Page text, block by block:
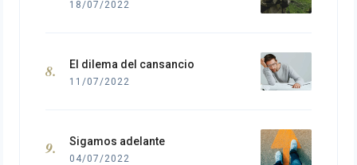
18/07/2022
El dilema del cansancio
11/07/2022
Sigamos adelante
04/07/2022